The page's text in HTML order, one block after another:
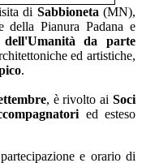
di Sabbioneta (MN),
della Pianura Padana e
dell'Umanità da parte
ed artistiche,
.
, è rivolto aiSoci
ed esteso
e orario di